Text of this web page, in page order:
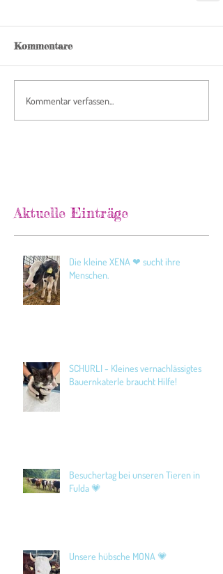
Kommentare
Kommentar verfassen...
Aktuelle Einträge
Die kleine XENA ❤ sucht ihre
Menschen.
SCHURLI - Kleines vernachlässigtes
Bauernkaterle braucht Hilfe!
Besuchertag bei unseren Tieren in
Fulda 💗
Unsere hübsche MONA 💗